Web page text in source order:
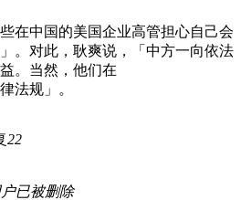
在中国的美国企业高管担心自己会
。对此，耿爽说，「中方一向依法
。当然，他们在
法规」。
22
已被删除